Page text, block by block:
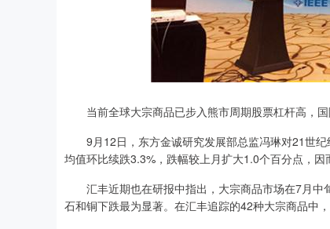
当前全球大宗商品已步入熊市周期股票杠杆高，国
9月12日，东方金诚研究发展部总监冯琳对21世纪
均值环比续跌3.3%，跌幅较上月扩大1.0个百分点，
汇丰近期也在研报中指出，大宗商品市场在7月中
石和铜下跌最为显著。在汇丰追踪的42种大宗商品中